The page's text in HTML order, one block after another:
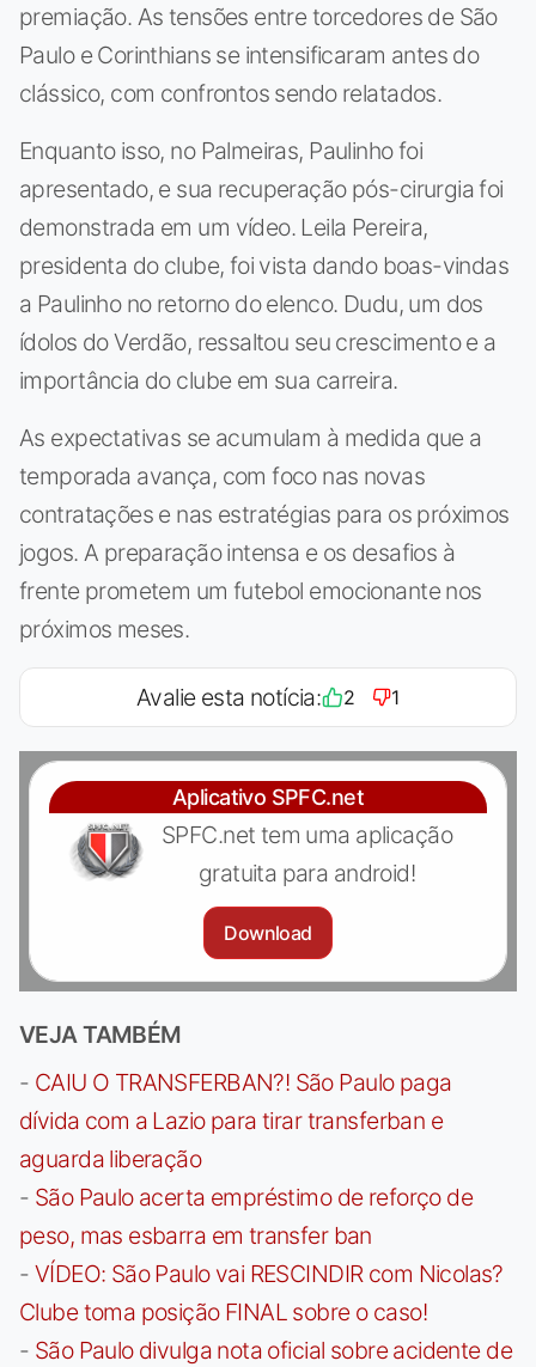
premiação. As tensões entre torcedores de São
Paulo e Corinthians se intensificaram antes do
clássico, com confrontos sendo relatados.
Enquanto isso, no Palmeiras, Paulinho foi
apresentado, e sua recuperação pós-cirurgia foi
demonstrada em um vídeo. Leila Pereira,
presidenta do clube, foi vista dando boas-vindas
a Paulinho no retorno do elenco. Dudu, um dos
ídolos do Verdão, ressaltou seu crescimento e a
importância do clube em sua carreira.
As expectativas se acumulam à medida que a
temporada avança, com foco nas novas
contratações e nas estratégias para os próximos
jogos. A preparação intensa e os desafios à
frente prometem um futebol emocionante nos
próximos meses.
Avalie esta notícia: 2 1
Aplicativo SPFC.net
SPFC.net tem uma aplicação
gratuita para android!
Download
VEJA TAMBÉM
- CAIU O TRANSFERBAN?! São Paulo paga
dívida com a Lazio para tirar transferban e
aguarda liberação
- São Paulo acerta empréstimo de reforço de
peso, mas esbarra em transfer ban
- VÍDEO: São Paulo vai RESCINDIR com Nicolas?
Clube toma posição FINAL sobre o caso!
- São Paulo divulga nota oficial sobre acidente de